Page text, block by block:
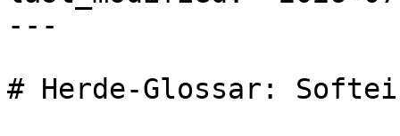
---
# Herde-Glossar: